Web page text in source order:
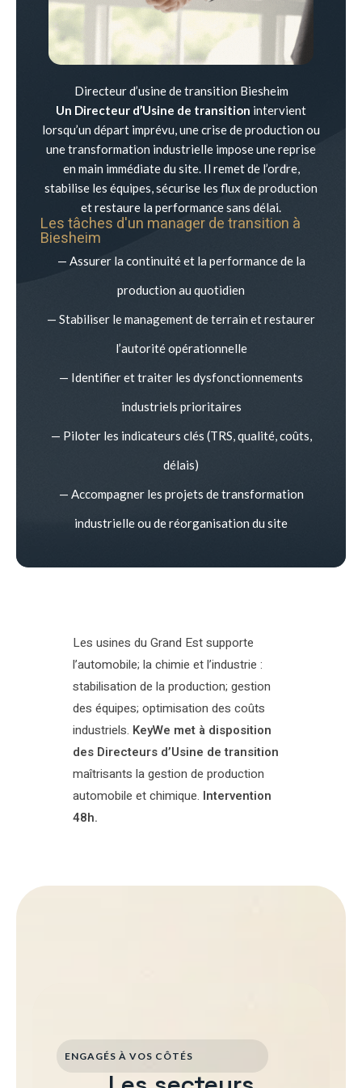
Directeur d’usine de transition Biesheim
Un Directeur d’Usine de transition intervient
lorsqu’un départ imprévu, une crise de production ou
une transformation industrielle impose une reprise
en main immédiate du site. Il remet de l’ordre,
stabilise les équipes, sécurise les flux de production
et restaure la performance sans délai.
Les tâches d'un manager de transition à
Biesheim
— Assurer la continuité et la performance de la
production au quotidien
— Stabiliser le management de terrain et restaurer
l’autorité opérationnelle
— Identifier et traiter les dysfonctionnements
industriels prioritaires
— Piloter les indicateurs clés (TRS, qualité, coûts,
délais)
— Accompagner les projets de transformation
industrielle ou de réorganisation du site
Les usines du Grand Est supporte
l’automobile; la chimie et l’industrie :
stabilisation de la production; gestion
des équipes; optimisation des coûts
industriels. KeyWe met à disposition
des Directeurs d’Usine de transition
maîtrisants la gestion de production
automobile et chimique. Intervention
48h.
ENGAGÉS À VOS CÔTÉS